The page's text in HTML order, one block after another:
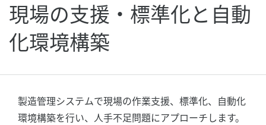
現場の支援・標準化と自動
化環境構築
製造管理システムで現場の作業支援、標準化、自動化
環境構築を行い、人手不足問題にアプローチします。